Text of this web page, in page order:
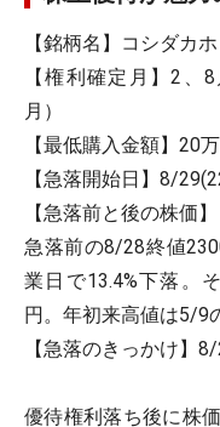
【銘柄名】コシダカ
【権利確定月】2、
月）
【最低購入金額】20
【急落開始日】8/
【急落前と後の株価】
急落前の8/28終値
業日で13.4%下落。
円。年初来高値は5/9
【急落のきっかけ】
優待権利落ち後に株